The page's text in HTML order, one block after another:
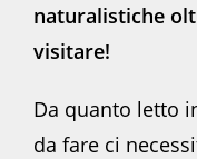
naturalistiche
visitare!
Da quanto letto
da fare ci